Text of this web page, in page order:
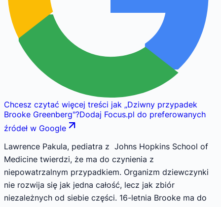
Chcesz czytać więcej treści jak „Dziwny przypadek
Brooke Greenberg"?Dodaj Focus.pl do preferowanych
źródeł w Google
Lawrence Pakula, pediatra z Johns Hopkins School of
Medicine twierdzi, że ma do czynienia z
niepowatrzalnym przypadkiem. Organizm dziewczynki
nie rozwija się jak jedna całość, lecz jak zbiór
niezależnych od siebie części. 16-letnia Brooke ma do